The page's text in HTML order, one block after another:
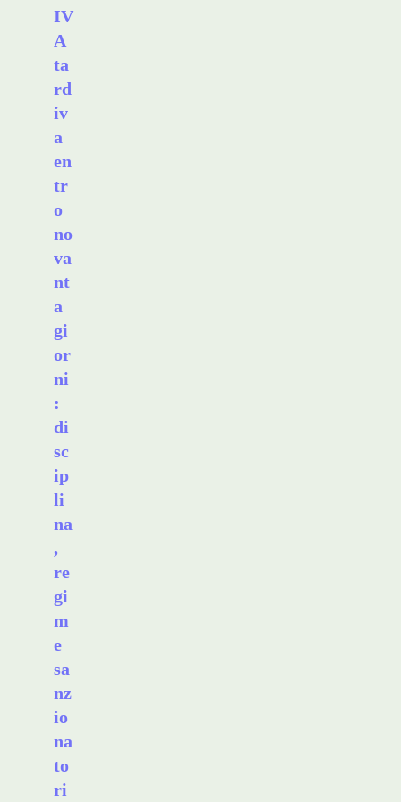
IV
A
ta
rd
iv
a
en
tr
o
no
va
nt
a
gi
or
ni
:
di
sc
ip
li
na
,
re
gi
m
e
sa
nz
io
na
to
ri